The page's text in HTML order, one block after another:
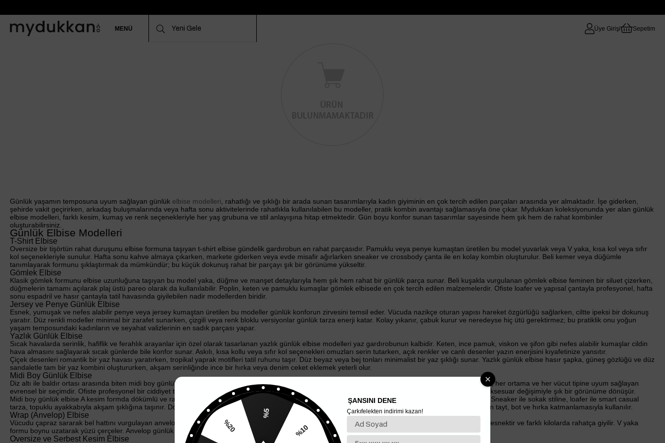
MENÜ Üye Girişi Sepetim
Günlük yaşamın temposuna uyum sağlayan günlük elbise modelleri , rahatlığı ve şıklığı bir arada sunan tasarımlarıyla kadın giyiminin en çok tercih edilen parçaları arasında yer almaktadır. İşe giderken,
şehirde vakit geçirirken, arkadaş buluşmalarında veya hafta sonu aktivitelerinde rahatlıkla kullanılabilen bu modeller, pratik kombin avantajı sağlamasıyla öne çıkar. Mydukkan koleksiyonunda yer alan günlük
elbise modelleri, farklı kesim, kumaş ve renk seçenekleriyle her yaş grubuna ve stil anlayışına hitap etmektedir. Gün boyu konfor sunan tasarımlar sayesinde hem şık hem de rahat kombinler
oluşturabilirsiniz.
Günlük Elbise Modelleri
T-Shirt Elbise
Oversize bir tişörtün rahat duruşunu elbise formuna taşıyan t-shirt elbise gündelik gardırobun en rahat parçasıdır. Pamuklu veya penye kumaştan üretilen bu model yuvarlak veya V yaka, kısa kol veya sıfır
kol seçenekleriyle sunulur. Hafta sonu kahve almaya çıkarken, markete giderken veya evde misafir ağırlarken sneaker ve crossbody çanta ile en kolay kombin oluşturulur. Beli kemer veya düğümle
tanımlayarak formunu şıklaştırmak da mümkündür; bu küçük dokunuş rahat bir parçayı şık bir görünüme yükseltir.
Gömlek Elbise
Klasik gömlek formunu elbise uzunluğuna taşıyan bu model yaka, düğme ve manşet detaylarıyla hem şık hem rahat bir günlük parça sunar. Beli kuşakla vurgulanan gömlek elbise feminen bir siluet çizerken,
düğmelerin tamamı açılarak plaj üstü pareo olarak da kullanılabilir. Poplin, keten ve pamuklu kumaşlar gömlek elbisede en çok tercih edilen malzemelerdir. Ofiste loafer ve yapısal çantayla profesyonel, hafta
sonu espadril ve hasır çantayla tatil havasında giyilebilen nadir modellerden biridir.
Jersey ve Penye Günlük Elbise
Esnek, yumuşak ve nefes alabilir penye veya jersey kumaştan üretilen bu modeller günlük konforun zirvesini temsil eder. Vücuda nazikçe oturan yapısı hareket özgürlüğü sağlarken, ciltte ipeksi bir dokunuş
yaratır. Düz renkli modeller minimal bir zarafet sunarken, çizgili veya renk bloklu versiyonlar günlük tarza enerji katar. Kolay yıkanır, çabuk kurur ve neredeyse hiç ütü gerektirmez; bu pratiklik onu yoğun
yaşam temposundaki kadınların ve seyahat valizlerinin en sadık parçası yapar.
Yazlık Günlük Elbise
Sıcak havalarda serinlik, hafiflik ve ferahlık arayanlar için özel olarak tasarlanan yazlık günlük elbise modelleri yaz gardırobunun kalbidir. Keten, ince pamuk, viskon ve şifon gibi nefes alabilir kumaşlar cildin
hava almasını sağlayarak sıcak günlerde bile konfor sunar. Askılı, kısa kollu veya sıfır kol seçenekleri omuzları serin tutarken, açık renkler ve canlı desenler yazın enerjisini kıyafetinize yansıtır.
Çiçek desenleri romantik bir yaz havası yaratırken, tropikal yaprak motifleri tatil ruhunu taşır. Düz beyaz veya bej tonları minimalist bir yaz şıklığı sunar. Yazlık günlük elbise hasır şapka, güneş gözlüğü ve düz
sandaletle tam bir yaz kombini oluştururken, akşam serinliğinde ince bir hırka veya denim ceket eklemek yeterli olur.
Midi Boy Günlük Elbise
Diz altı ile baldır ortası arasında biten midi boy günlük elbise şıklık ve konforun altın oranını yakalar. Ne çok kısa ne çok uzun olan bu boy her yaş grubuna, her ortama ve her vücut tipine uyum sağlayan
evrensel bir seçimdir. Ofiste profesyonel bir ciddiyet taşırken, öğle molasında blazeri çıkardığınızda gündelik bir rahatlığa bürünür; akşam buluşmasında aksesuar değişimiyle şık bir görünüme dönüşür.
Midi boy günlük elbise A kesim formda dökümlü ve rahat, kalem kesimde vücudu zarif biçimde saran, kloş formda ise feminen ve hareketli bir siluet sunar. Sneaker ile sokak stiline, loafer ile smart casual
tarza, topuklu ayakkabıyla akşam şıklığına taşınır. Dört mevsim giyilebilme kapasitesiyle gardırobun en çok yönlü yatırım parçasıdır: yazın tek başına, kışın tayt, bot ve hırka katmanlamasıyla kullanılır.
Wrap (Anvelop) Elbise
Vücudu çapraz sararak bel hattını vurgulayan anvelop kesim hemen her vücut tipinde flatör bir görünüm yaratır. Bağlama detayı sayesinde beden uyumu esnektir ve farklı kilolarda rahatça giyilir. V yaka
formu boynu uzatarak yüzü çerçeler. Anvelop günlük elbise düz renklerde ofise, çiçek desenlerinde yazlık buluşmalara uyum sağlar.
Oversize ve Serbest Kesim Elbise
%10
%20
ŞANSINI DENE
Çarkıfelekten indirimi kazan!